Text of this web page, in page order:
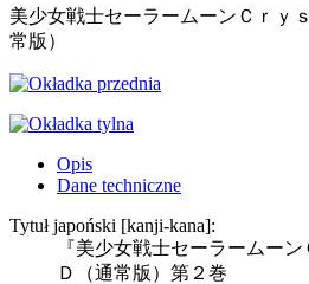
美少女戦士セーラームーンＣｒ
常版）
Opis
Dane techniczne
Tytuł japoński [kanji-kana]:
『美少女戦士セーラームー
Ｄ（通常版）第２巻